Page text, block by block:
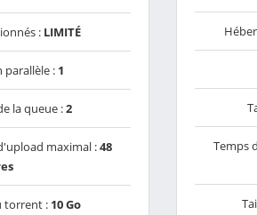
: LIMITÉ
parallèle : 1
la queue :2
maximal :48
torrent : 10 Go
Temps